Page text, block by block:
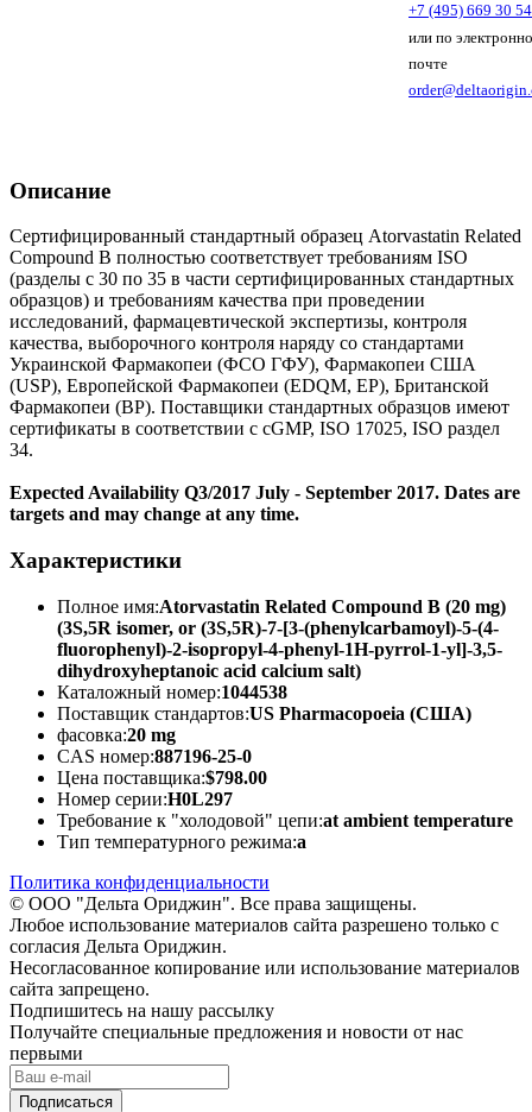
+7 (495) 669 30 54
или по
почте
Описание
Сертифицированный стандартный образец Atorvastatin Related
Compound B полностью соответствует требованиям ISO
(разделы с 30 по 35 в части сертифицированных стандартных
образцов) и требованиям качества при проведении
исследований, фармацевтической экспертизы, контроля
качества, выборочного контроля наряду со стандартами
Украинской Фармакопеи (ФСО ГФУ), Фармакопеи США
(USP), Европейской Фармакопеи (EDQM, EP), Британской
Фармакопеи (BP). Поставщики стандартных образцов имеют
сертификаты в соответствии с cGMP, ISO 17025, ISO раздел
34.
Expected Availability Q3/2017 July - September 2017. Dates are
targets and may change at any time.
Характеристики
Полное имя:Atorvastatin Related Compound B (20 mg)
(3S,5R isomer, or (3S,5R)-7-[3-(phenylcarbamoyl)-5-(4-
fluorophenyl)-2-isopropyl-4-phenyl-1H-pyrrol-1-yl]-3,5-
dihydroxyheptanoic acid calcium salt)
Каталожный номер:1044538
Поставщик стандартов:US Pharmacopoeia (США)
фасовка:20 mg
CAS номер:887196-25-0
Цена поставщика:$798.00
Номер серии:H0L297
Требование к "холодовой" цепи:at ambient temperature
Тип температурного режима:a
Политика конфиденциальности
© ООО "Дельта Ориджин". Все права защищены.
Любое использование материалов сайта разрешено только с
согласия Дельта Ориджин.
Несогласованное копирование или использование материалов
сайта запрещено.
Подпишитесь на нашу рассылку
Получайте специальные предложения и новости от нас
первыми
Подписаться